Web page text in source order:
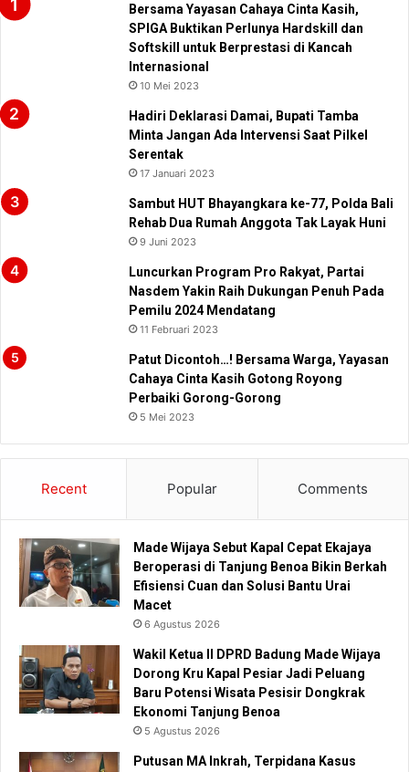
Bersama Yayasan Cahaya Cinta Kasih,
SPIGA Buktikan Perlunya Hardskill dan
Softskill untuk Berprestasi di Kancah
Internasional
10 Mei 2023
Hadiri Deklarasi Damai, Bupati Tamba
Minta Jangan Ada Intervensi Saat Pilkel
Serentak
17 Januari 2023
Sambut HUT Bhayangkara ke-77, Polda Bali
Rehab Dua Rumah Anggota Tak Layak Huni
9 Juni 2023
Luncurkan Program Pro Rakyat, Partai
Nasdem Yakin Raih Dukungan Penuh Pada
Pemilu 2024 Mendatang
11 Februari 2023
Patut Dicontoh…! Bersama Warga, Yayasan
Cahaya Cinta Kasih Gotong Royong
Perbaiki Gorong-Gorong
5 Mei 2023
Recent Popular Comments
Made Wijaya Sebut Kapal Cepat Ekajaya
Beroperasi di Tanjung Benoa Bikin Berkah
Efisiensi Cuan dan Solusi Bantu Urai
Macet
6 Agustus 2026
Wakil Ketua II DPRD Badung Made Wijaya
Dorong Kru Kapal Pesiar Jadi Peluang
Baru Potensi Wisata Pesisir Dongkrak
Ekonomi Tanjung Benoa
5 Agustus 2026
Putusan MA Inkrah, Terpidana Kasus